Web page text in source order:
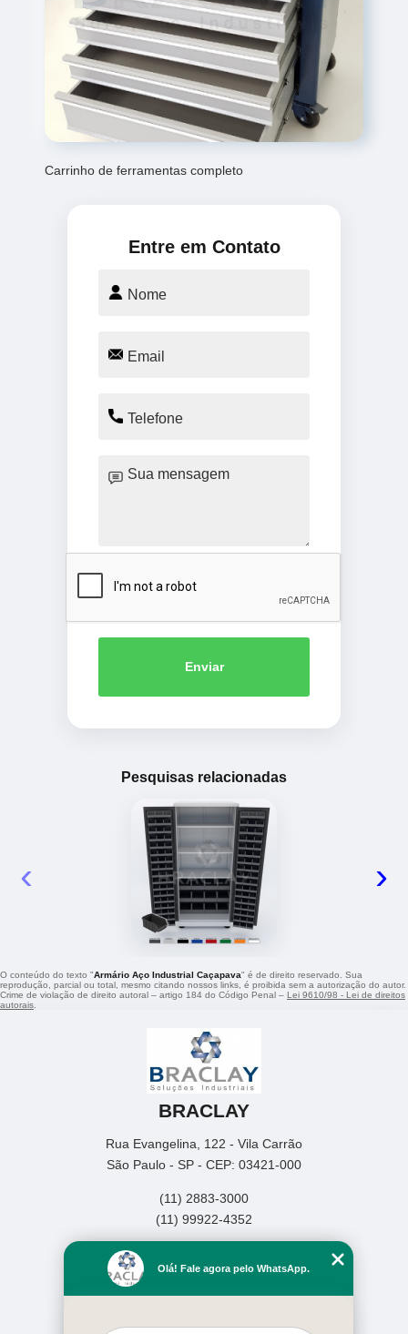
Carrinho de ferramentas completo
Entre em Contato
Enviar
Pesquisas relacionadas
‹ ›
O conteúdo do texto "Armário Aço Industrial Caçapava" é de direito reservado. Sua
reprodução, parcial ou total, mesmo citando nossos links, é proibida sem a autorização do autor.
Crime de violação de direito autoral – artigo 184 do Código Penal – Lei 9610/98 - Lei de direitos
autorais.
BRACLAY
Rua Evangelina, 122 - Vila Carrão
São Paulo - SP - CEP: 03421-000
(11) 2883-3000
(11) 99922-4352
Empresa
Missão
Olá! Fale agora pelo WhatsApp.